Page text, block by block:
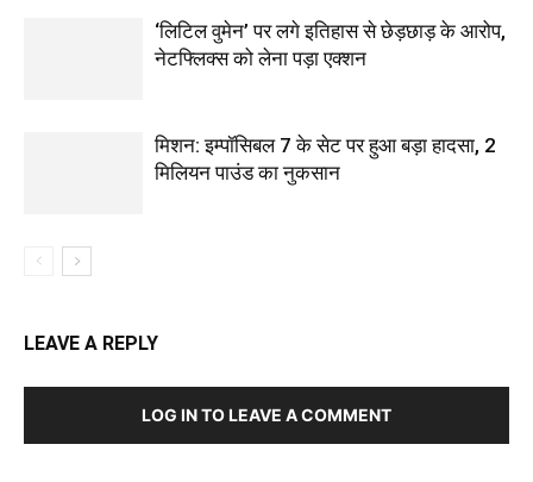
‘लिटिल वुमेन’ पर लगे इतिहास से छेड़छाड़ के आरोप,
नेटफ्लिक्स को लेना पड़ा एक्‍शन
मिशन: इम्पॉसिबल 7 के सेट पर हुआ बड़ा हादसा, 2
मिलियन पाउंड का नुकसान
LEAVE A REPLY
LOG IN TO LEAVE A COMMENT